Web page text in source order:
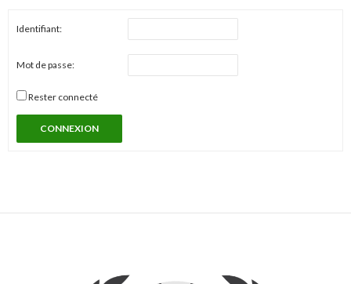
Identifiant:
Mot de passe:
Rester connecté
CONNEXION